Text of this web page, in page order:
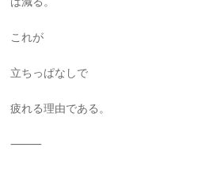
これが
立ちっぱなしで
疲れる理由である。
⸻